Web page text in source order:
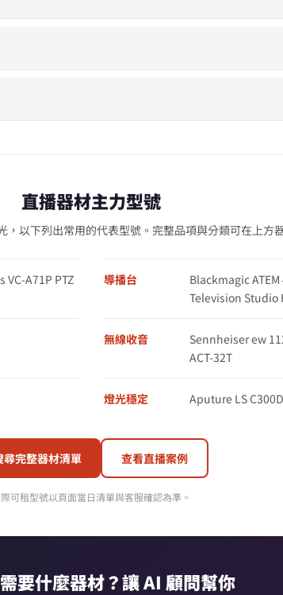
直播器材主力型號
以下列出常用的代表型號。完整品項與分類可在上方
VC-A71P PTZ 導播台
Blackmagic
Television Studio
無線收音
Sennheiser ew
ACT-32T
燈光穩定 Aputure LS
尋完整器材清單 查看直播案例
可租型號以頁面當日清單與客服確認為準。
要什麼器材？讓 AI 顧問幫你